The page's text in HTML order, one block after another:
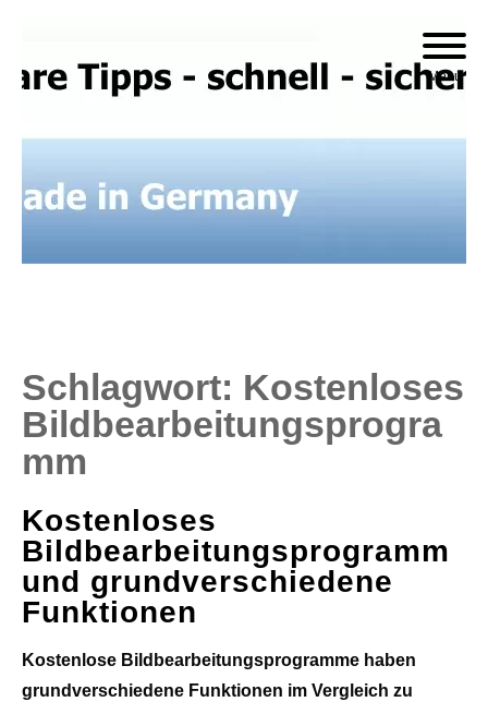
to
content
Menu
Schlagwort: Kostenloses
Bildbearbeitungsprogra
Mm
Kostenloses
Bildbearbeitungsprogramm
und grundverschiedene
Funktionen
Kostenlose Bildbearbeitungsprogramme haben
grundverschiedene Funktionen im Vergleich zu